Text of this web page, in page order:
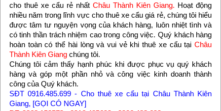
cho thuê xe cẩu rẻ nhấtChâu Thành Kiên Giang. Hoạt động
nhiều năm trong lĩnh vực cho thuê xe cẩu giá rẻ, chúng tôi hiểu
được tâm tư nguyện vọng của khách hàng, luôn nhiệt tình và
có tinh thần trách nhiệm cao trong công việc. Quý khách hàng
hoàn toàn có thể hài lòng và vui vẻ khi thuê xe cẩu tạiChâu
Thành Kiên Giangchúng tôi.
Chúng tôi cảm thấy hạnh phúc khi được phục vụ quý khách
hàng và góp một phần nhỏ và công việc kinh doanh thành
công của Quý khách.
SĐT 0916.485.699 - Cho thuê xe cẩu tại Châu Thành Kiên
Giang, [GỌI CÓ NGAY]